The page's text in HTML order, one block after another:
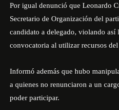
Por igual denunció que Leonardo
Secretario de Organización del
candidato a delegado, violando así
convocatoria al utilizar recursos
Informó además que hubo
a quienes no renunciaron a un
poder participar.